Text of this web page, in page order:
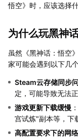
悟空》时，应该选择
为什么玩黑神
虽然《黑神话：悟空
家可能会遇到以下几
Steam云存储同步
定，可能导致无法
游戏更新下载缓慢
宫试炼"副本等，下
高配置要求下的网